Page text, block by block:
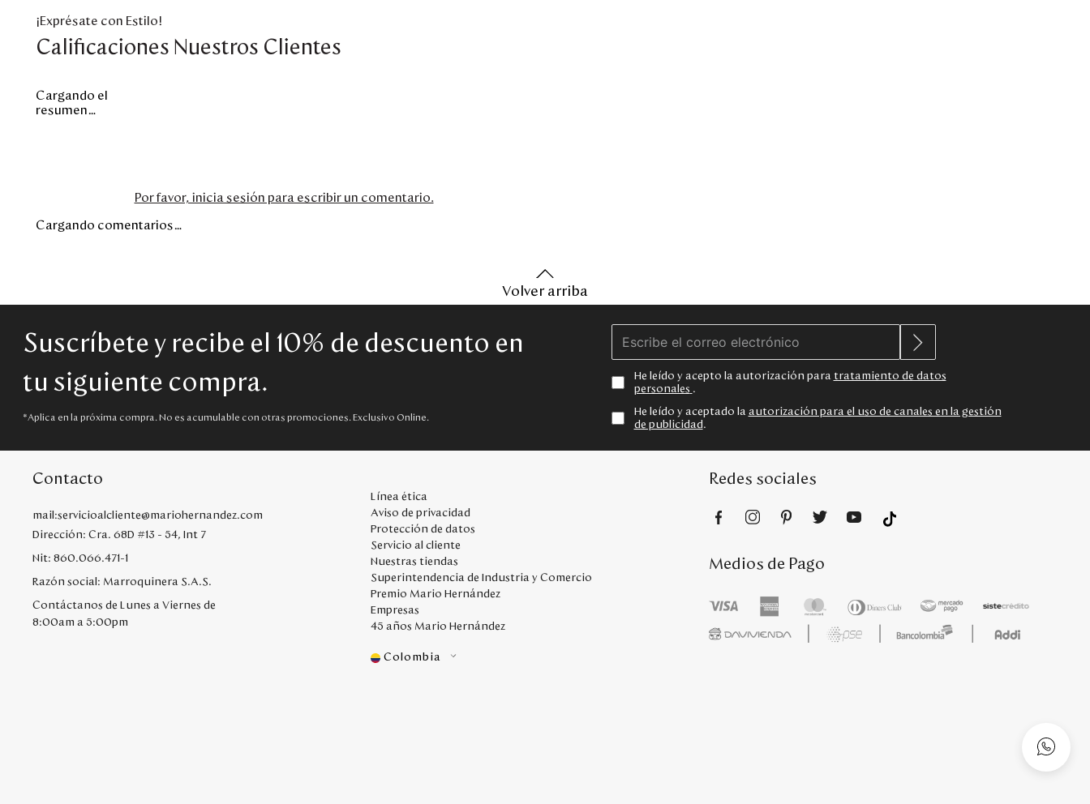
¡Exprésate con Estilo!
Calificaciones Nuestros Clientes
Cargando el
resumen…
Por favor, inicia sesión para escribir un comentario.
Cargando comentarios…
Volver arriba
Suscríbete y recibe el 10% de descuento en
tu siguiente compra.
*Aplica en la próxima compra. No es acumulable con otras promociones. Exclusivo Online.
He leído y acepto la autorización para tratamiento de datos
personales .
He leído y aceptado la autorización para el uso de canales en la gestión
de publicidad .
Contacto
mail:servicioalcliente@mariohernandez.com
Dirección: Cra. 68D #13 - 54, Int 7
Nit: 860.066.471-1
Razón social: Marroquinera S.A.S.
Contáctanos de Lunes a Viernes de
8:00am a 5:00pm
Línea ética
Aviso de privacidad
Protección de datos
Servicio al cliente
Nuestras tiendas
Superintendencia de Industria y Comercio
Premio Mario Hernández
Empresas
45 años Mario Hernández
Colombia
Redes sociales
Medios de Pago